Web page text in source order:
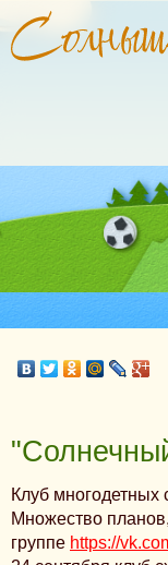
Клуб
Множество
группе https://